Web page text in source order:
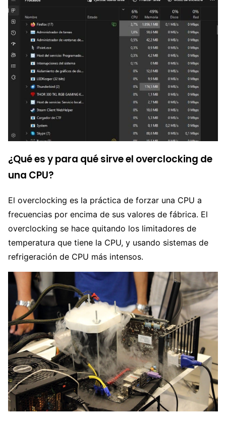
¿Qué es y para qué sirve el overclocking de
una CPU?
El overclocking es la práctica de forzar una CPU a
frecuencias por encima de sus valores de fábrica. El
overclocking se hace quitando los limitadores de
temperatura que tiene la CPU, y usando sistemas de
refrigeración de CPU más intensos.